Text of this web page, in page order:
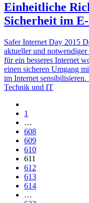
Einheitliche
Sicherheit im
Safer Internet Day 2015
aktueller und
für ein besseres Internet
einen sicheren Umgang
im Internet
Technik und IT
1
…
608
609
610
611
612
613
614
…